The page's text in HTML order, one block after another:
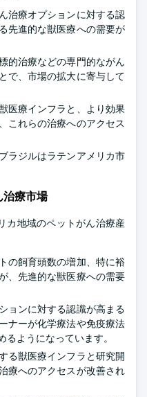
治療オプションに対する認
先進的な獣医療への需要が
的治療などの専門的ながん
で、市場の拡大に寄与して
医療インフラと、より効果
これらの治療へのアクセス
ラジルはラテンアメリカ市
治療市場
カ地域のペットがん治療産
の飼育頭数の増加、特に裕
、先進的な獣医療への需要
ョンに対する認識が高まる
ナーが化学療法や免疫療法
ようになっています。
る獣医療インフラと研究開
療へのアクセスが改善され